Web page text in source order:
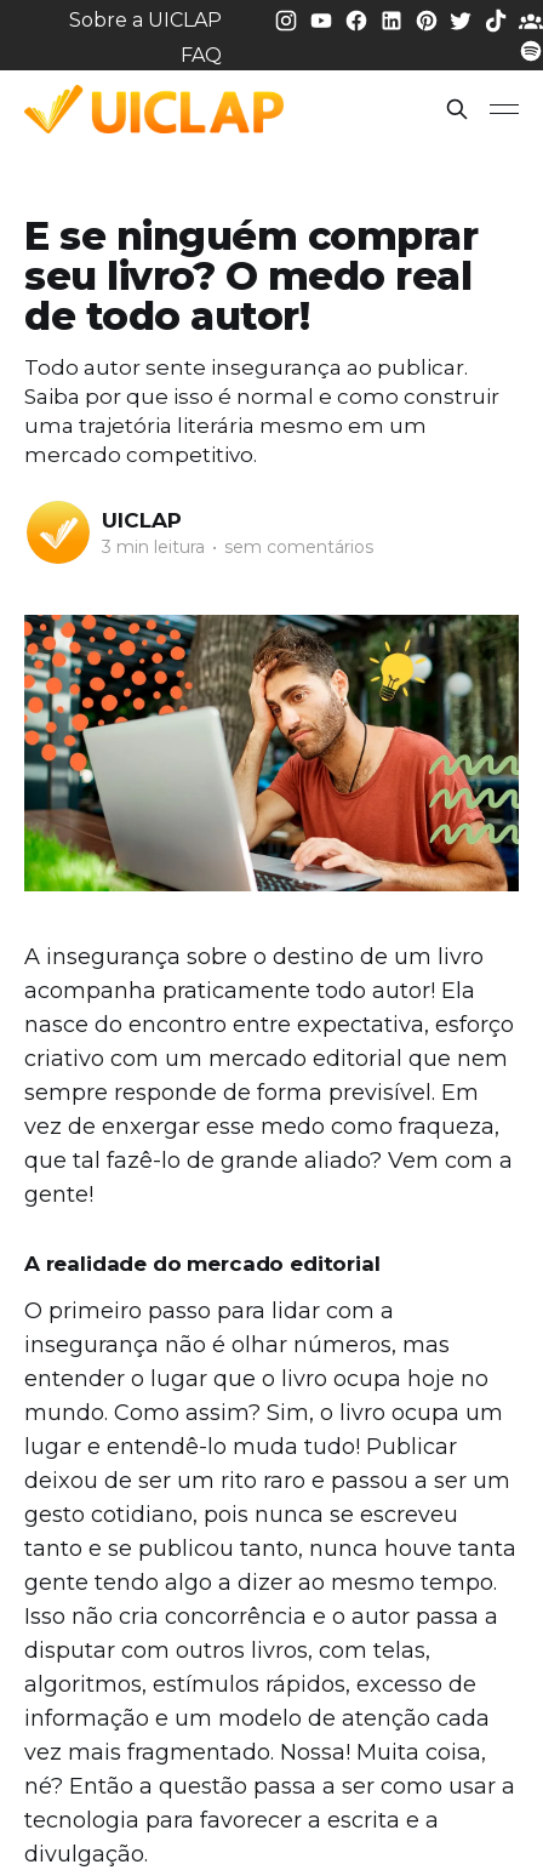
Sobre a UICLAP
FAQ
E se ninguém comprar
seu livro? O medo real
de todo autor!
Todo autor sente insegurança ao publicar.
Saiba por que isso é normal e como construir
uma trajetória literária mesmo em um
mercado competitivo.
UICLAP
3 min leitura • sem comentários
A insegurança sobre o destino de um livro
acompanha praticamente todo autor! Ela
nasce do encontro entre expectativa, esforço
criativo com um mercado editorial que nem
sempre responde de forma previsível. Em
vez de enxergar esse medo como fraqueza,
que tal fazê-lo de grande aliado? Vem com a
gente!
A realidade do mercado editorial
O primeiro passo para lidar com a
insegurança não é olhar números, mas
entender o lugar que o livro ocupa hoje no
mundo. Como assim? Sim, o livro ocupa um
lugar e entendê-lo muda tudo! Publicar
deixou de ser um rito raro e passou a ser um
gesto cotidiano, pois nunca se escreveu
tanto e se publicou tanto, nunca houve tanta
gente tendo algo a dizer ao mesmo tempo.
Isso não cria concorrência e o autor passa a
disputar com outros livros, com telas,
algoritmos, estímulos rápidos, excesso de
informação e um modelo de atenção cada
vez mais fragmentado. Nossa! Muita coisa,
né? Então a questão passa a ser como usar a
tecnologia para favorecer a escrita e a
divulgação.